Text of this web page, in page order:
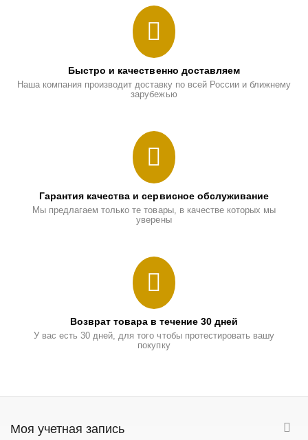
Быстро и качественно доставляем
Наша компания производит доставку по всей России и ближнему
зарубежью
Гарантия качества и сервисное обслуживание
Мы предлагаем только те товары, в качестве которых мы
уверены
Возврат товара в течение 30 дней
У вас есть 30 дней, для того чтобы протестировать вашу
покупку
Моя учетная запись